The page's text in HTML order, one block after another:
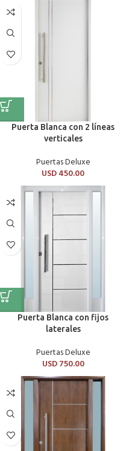
Puerta Blanca con 2 líneas
verticales
Puertas Deluxe
USD450.00
Puerta Blanca con fijos
laterales
Puertas Deluxe
USD750.00